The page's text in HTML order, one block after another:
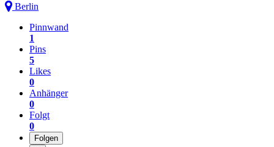
Berlin
Pinnwand
1
Pins
5
Likes
0
Anhänger
0
Folgt
0
Folgen